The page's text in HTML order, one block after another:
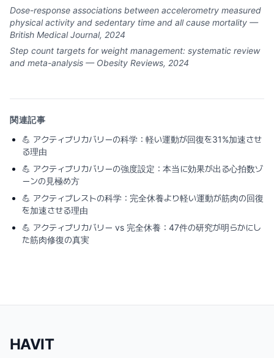
Dose-response associations between accelerometry measured
physical activity and sedentary time and all cause mortality —
British Medical Journal, 2024
Step count targets for weight management: systematic review
and meta-analysis — Obesity Reviews, 2024
関連記事
💪 アクティブリカバリーの科学：軽い運動が回復を31%加速させ
る理由
💪 アクティブリカバリーの強度設定：本当に効果が出る心拍数ゾ
ーンの見極め方
💪 アクティブレストの科学：完全休養より軽い運動が筋肉の回復
を加速させる理由
💪 アクティブリカバリー vs 完全休養：47件の研究が明らかにし
た筋肉修復の真実
HAVIT